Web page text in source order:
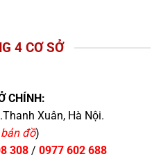
4 CƠ SỞ
CHÍNH:
Xuân, Hà Nội.
đồ)
308/ 0977 602 688